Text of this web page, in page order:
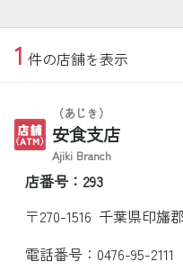
1 件の店舗を表示
（あじき）
安食支店
Ajiki Branch
店番号：293
〒270-1516 千葉県印旛
電話番号： 0476-95-2111